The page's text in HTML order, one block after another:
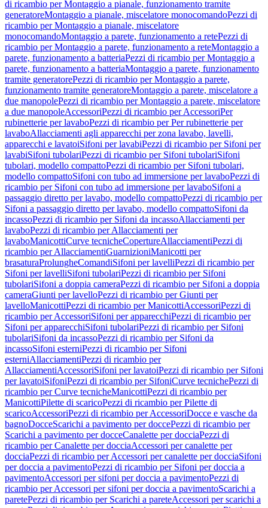
di ricambio per Montaggio a pianale, funzionamento tramite
generatoreMontaggio a pianale, miscelatore monocomandoPezzi di
ricambio per Montaggio a pianale, miscelatore
monocomandoMontaggio a parete, funzionamento a retePezzi di
ricambio per Montaggio a parete, funzionamento a reteMontaggio a
parete, funzionamento a batteriaPezzi di ricambio per Montaggio a
parete, funzionamento a batteriaMontaggio a parete, funzionamento
tramite generatorePezzi di ricambio per Montaggio a parete,
funzionamento tramite generatoreMontaggio a parete, miscelatore a
due manopolePezzi di ricambio per Montaggio a parete, miscelatore
a due manopoleAccessoriPezzi di ricambio per AccessoriPer
rubinetterie per lavaboPezzi di ricambio per Per rubinetterie per
lavaboAllacciamenti agli apparecchi per zona lavabo, lavelli,
apparecchi e lavatoiSifoni per lavabiPezzi di ricambio per Sifoni per
lavabiSifoni tubolariPezzi di ricambio per Sifoni tubolariSifoni
tubolari, modello compattoPezzi di ricambio per Sifoni tubolari,
modello compattoSifoni con tubo ad immersione per lavaboPezzi di
ricambio per Sifoni con tubo ad immersione per lavaboSifoni a
passaggio diretto per lavabo, modello compattoPezzi di ricambio per
Sifoni a passaggio diretto per lavabo, modello compattoSifoni da
incassoPezzi di ricambio per Sifoni da incassoAllacciamenti per
lavaboPezzi di ricambio per Allacciamenti per
lavaboManicottiCurve tecnicheCopertureAllacciamentiPezzi di
ricambio per AllacciamentiGuarnizioniManicotti per
brasaturaProlungheComandiSifoni per lavelliPezzi di ricambio per
Sifoni per lavelliSifoni tubolariPezzi di ricambio per Sifoni
tubolariSifoni a doppia cameraPezzi di ricambio per Sifoni a doppia
cameraGiunti per lavelloPezzi di ricambio per Giunti per
lavelloManicottiPezzi di ricambio per ManicottiAccessoriPezzi di
ricambio per AccessoriSifoni per apparecchiPezzi di ricambio per
Sifoni per apparecchiSifoni tubolariPezzi di ricambio per Sifoni
tubolariSifoni da incassoPezzi di ricambio per Sifoni da
incassoSifoni esterniPezzi di ricambio per Sifoni
esterniAllacciamentiPezzi di ricambio per
AllacciamentiAccessoriSifoni per lavatoiPezzi di ricambio per Sifoni
per lavatoiSifoniPezzi di ricambio per SifoniCurve tecnichePezzi di
ricambio per Curve tecnicheManicottiPezzi di ricambio per
ManicottiPilette di scaricoPezzi di ricambio per Pilette di
scaricoAccessoriPezzi di ricambio per AccessoriDocce e vasche da
bagnoDocceScarichi a pavimento per doccePezzi di ricambio per
Scarichi a pavimento per docceCanalette per docciaPezzi di
ricambio per Canalette per docciaAccessori per canalette per
docciaPezzi di ricambio per Accessori per canalette per docciaSifoni
per doccia a pavimentoPezzi di ricambio per Sifoni per doccia a
pavimentoAccessori per sifoni per doccia a pavimentoPezzi di
ricambio per Accessori per sifoni per doccia a pavimentoScarichi a
paretePezzi di ricambio per Scarichi a pareteAccessori per scarichi a